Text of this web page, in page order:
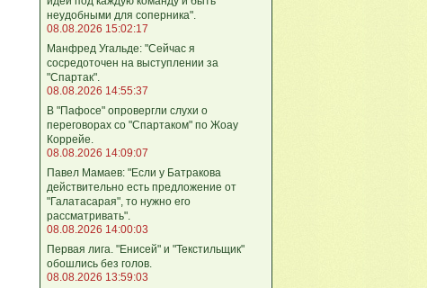
неудобными для соперника".
08.08.2026 15:02:17
Манфред Угальде: "Сейчас я
сосредоточен на выступлении за
"Спартак".
08.08.2026 14:55:37
В "Пафосе" опровергли слухи о
переговорах со "Спартаком" по Жоау
Коррейе.
08.08.2026 14:09:07
Павел Мамаев: "Если у Батракова
действительно есть предложение от
"Галатасарая", то нужно его
рассматривать".
08.08.2026 14:00:03
Первая лига. "Енисей" и "Текстильщик"
обошлись без голов.
08.08.2026 13:59:03